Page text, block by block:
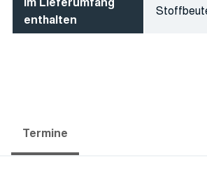
enthalten
Termine